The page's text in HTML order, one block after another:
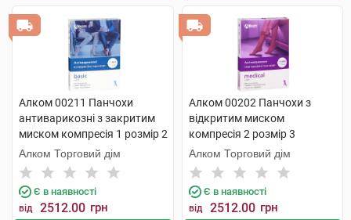
Алком 00211 Панчохи
антиварикозні з закритим
миском компресія 1 розмір 2
бежевий 1 пара
Алком Торговий дім
Є в наявності
від 2512.00 грн
Алком 00202 Панчохи з
відкритим миском
компресія 2 розмір 3
бежевий 1 пара
Алком Торговий дім
Є в наявності
від 2512.00 грн